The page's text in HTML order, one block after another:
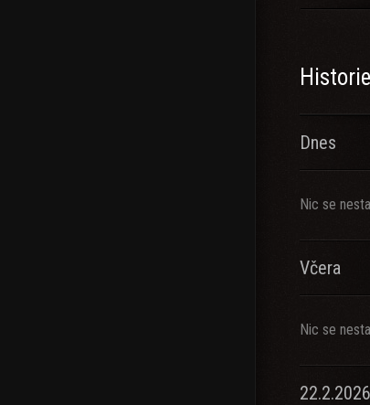
Dnes
Nic se
Včera
Nic se